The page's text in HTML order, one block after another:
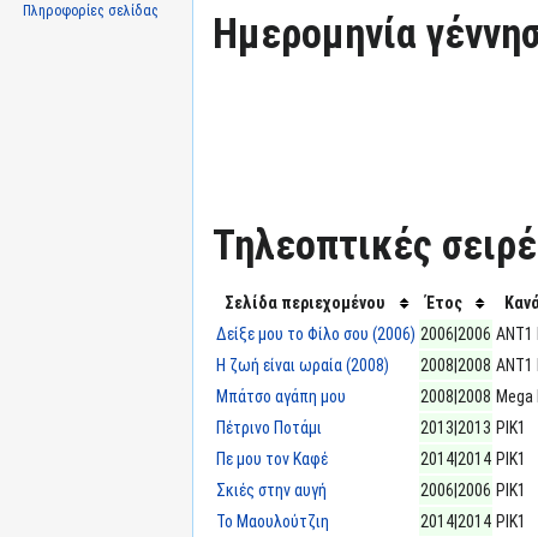
Ημερομηνία
Τηλεοπτικές
Σελίδα περιεχομένου Έτος
Δείξε μου το Φίλο σου (2006) 2006|2006 ΑΝΤ1
Η ζωή είναι ωραία (2008)
2008|2008 ΑΝΤ1
Μπάτσο αγάπη μου
2008|2008
Πέτρινο Ποτάμι
2013|2013 ΡΙΚ1
Πε μου τον Καφέ
2014|2014 ΡΙΚ1
Σκιές στην αυγή
2006|2006 ΡΙΚ1
Το Μαουλούτζιη
2014|2014 ΡΙΚ1
Πληροφορίες σελίδας